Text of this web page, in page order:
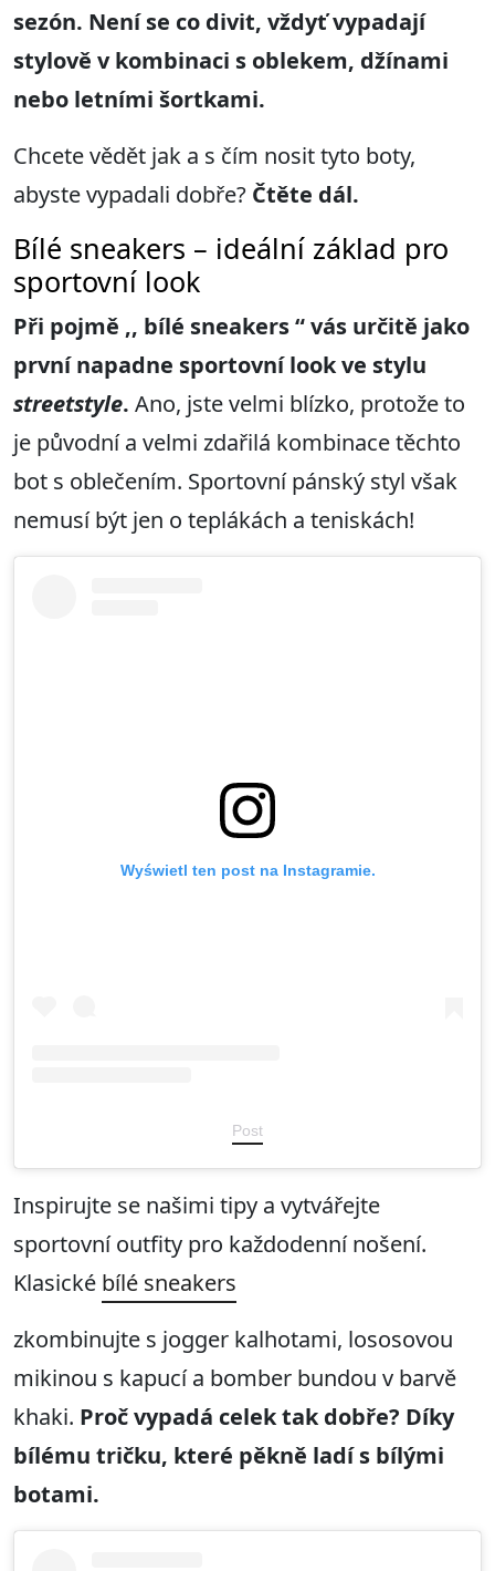
sezón. Není se co divit, vždyť vypadají
stylově v kombinaci s oblekem, džínami
nebo letními šortkami.
Chcete vědět jak a s čím nosit tyto boty,
abyste vypadali dobře? Čtěte dál.
Bílé sneakers – ideální základ pro
sportovní look
Při pojmě ,, bílé sneakers “ vás určitě jako
první napadne sportovní look ve stylu
streetstyle. Ano, jste velmi blízko, protože to
je původní a velmi zdařilá kombinace těchto
bot s oblečením. Sportovní pánský styl však
nemusí být jen o teplákách a teniskách!
Wyświetl ten post na Instagramie.
Post
Inspirujte se našimi tipy a vytvářejte
sportovní outfity pro každodenní nošení.
Klasické bílé sneakers
zkombinujte s jogger kalhotami, lososovou
mikinou s kapucí a bomber bundou v barvě
khaki. Proč vypadá celek tak dobře? Díky
bílému tričku, které pěkně ladí s bílými
botami.